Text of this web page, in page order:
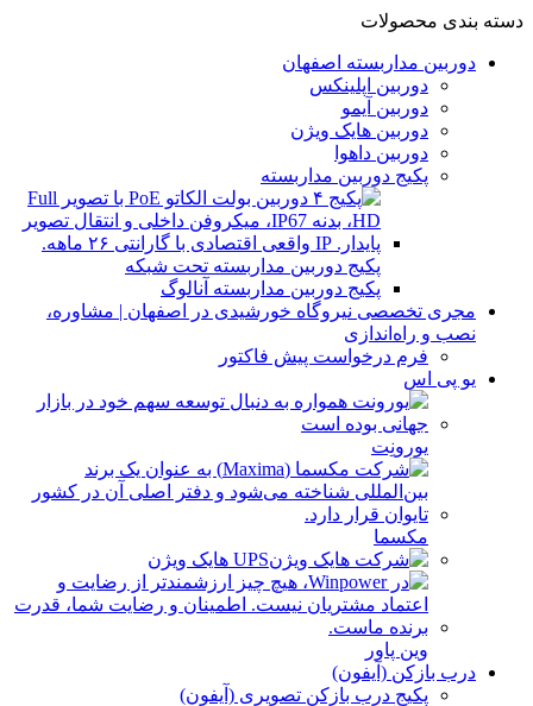
دسته بندی محصولات
دوربین مداربسته اصفهان
دوربین اپلینکس
دوربین آیمو
دوربین هایک ویژن
دوربین داهوا
پکیج دوربین مداربسته
پکیج دوربین مداربسته تحت شبکه
پکیج دوربین مداربسته آنالوگ
مجری تخصصی نیروگاه خورشیدی در اصفهان | مشاوره،
نصب و راه‌اندازی
فرم درخواست پیش فاکتور
یو پی اس
یورونِت
مکسما
UPS هایک ویژن
وین پاور
درب بازکن (آیفون)
پکیج درب بازکن تصویری (آیفون)